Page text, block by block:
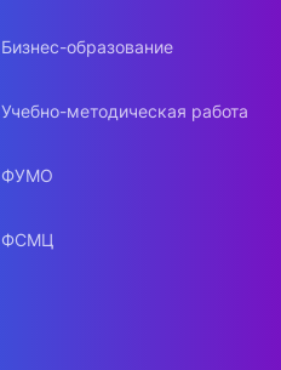
Бизнес-образование
Учебно-методическая работа
ФУМО
ФСМЦ